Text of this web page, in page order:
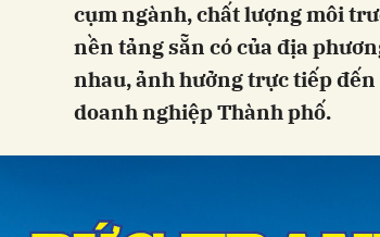
cụm ngành, chất lượng môi
nền tảng sẵn có của địa
nhau, ảnh hưởng trực tiếp
doanh nghiệp Thành phố.